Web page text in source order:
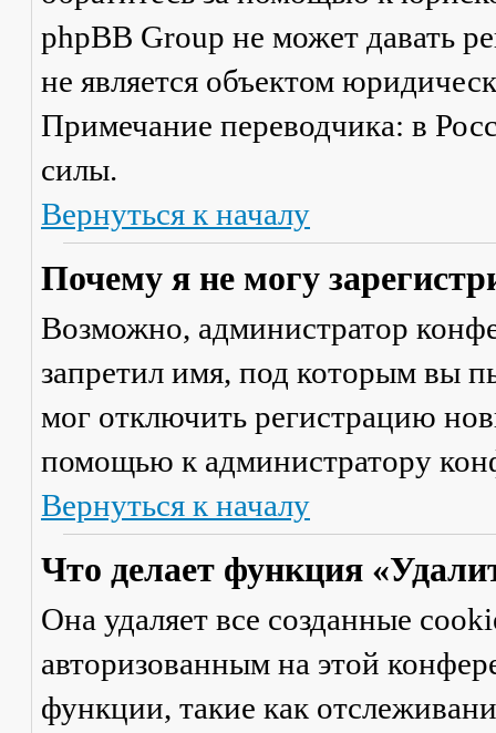
phpBB Group не может давать
не является объектом
Примечание переводчика: в
силы.
Вернуться к началу
Почему я не могу
Возможно, администратор
запретил имя, под которым вы
мог отключить регистрацию
помощью к администратору
Вернуться к началу
Что делает функция
Она удаляет все созданные
авторизованным на этой
функции, такие как